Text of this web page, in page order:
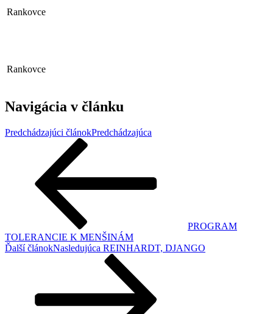
Rankovce
Rankovce
Navigácia v článku
Predchádzajúci článokPredchádzajúca
PROGRAM
TOLERANCIE K MENŠINÁM
Ďalší článokNasledujúca REINHARDT, DJANGO